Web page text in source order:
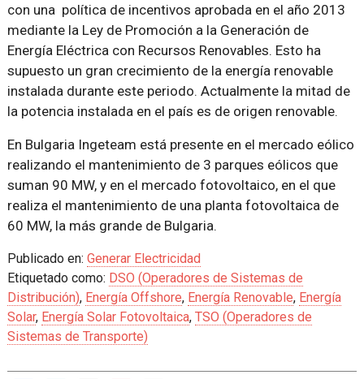
con una política de incentivos aprobada en el año 2013
mediante la Ley de Promoción a la Generación de
Energía Eléctrica con Recursos Renovables. Esto ha
supuesto un gran crecimiento de la energía renovable
instalada durante este periodo. Actualmente la mitad de
la potencia instalada en el país es de origen renovable.
En Bulgaria Ingeteam está presente en el mercado eólico
realizando el mantenimiento de 3 parques eólicos que
suman 90 MW, y en el mercado fotovoltaico, en el que
realiza el mantenimiento de una planta fotovoltaica de
60 MW, la más grande de Bulgaria.
Publicado en: Generar Electricidad
Etiquetado como: DSO (Operadores de Sistemas de
Distribución), Energía Offshore, Energía Renovable, Energía
Solar, Energía Solar Fotovoltaica, TSO (Operadores de
Sistemas de Transporte)